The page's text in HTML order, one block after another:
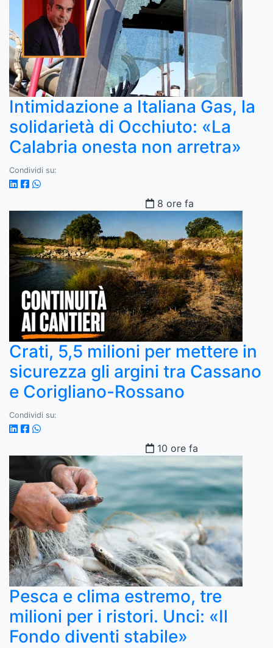
Intimidazione a Italiana Gas, la
solidarietà di Occhiuto: «La
Calabria onesta non arretra»
Condividi su:
8 ore fa
Crati, 5,5 milioni per mettere in
sicurezza gli argini tra Cassano
e Corigliano-Rossano
Condividi su:
10 ore fa
Pesca e clima estremo, tre
milioni per i ristori. Unci: «Il
Fondo diventi stabile»